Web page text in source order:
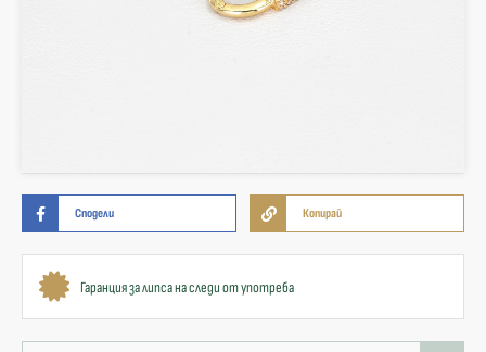
Сподели Копирай
Гаранция за липса на следи от употреба